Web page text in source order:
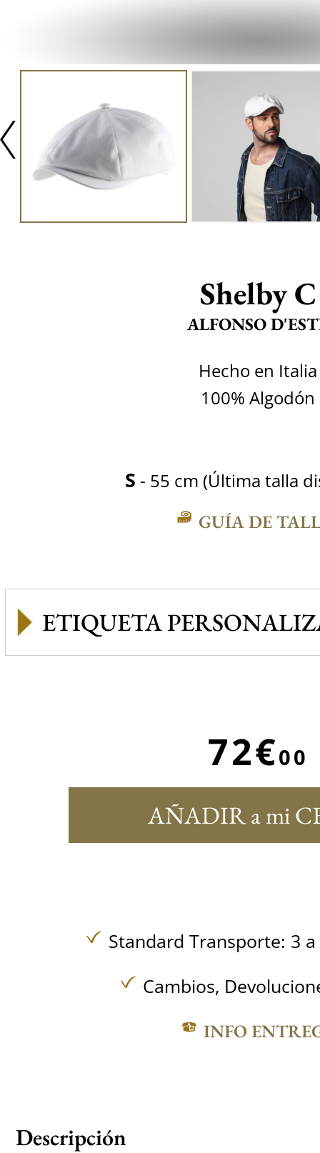
Shelby C
ALFONSO
Hecho en Italia
100% Algodón
S - 55 cm (Última talla
GUÍA DE
ETIQUETA
72€00
AÑADIR a mi
Standard Transporte: 3
Cambios,
INFO
Descripción